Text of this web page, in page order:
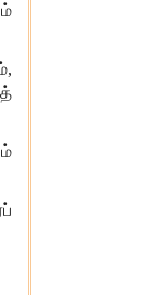
,